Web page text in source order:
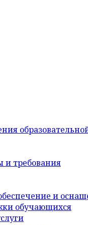
и требования
и
обучающихся